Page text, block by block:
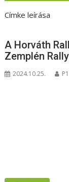
Címke leírása
A Horváth
Zemplén
2024.10.25.